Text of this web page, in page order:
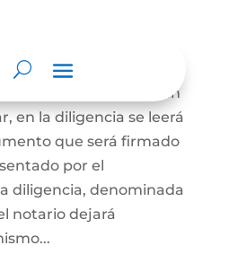
que no saben o
personas que no sepan
en la diligencia se leerá
que será firmado
por el
diligencia, denominada
notario dejará